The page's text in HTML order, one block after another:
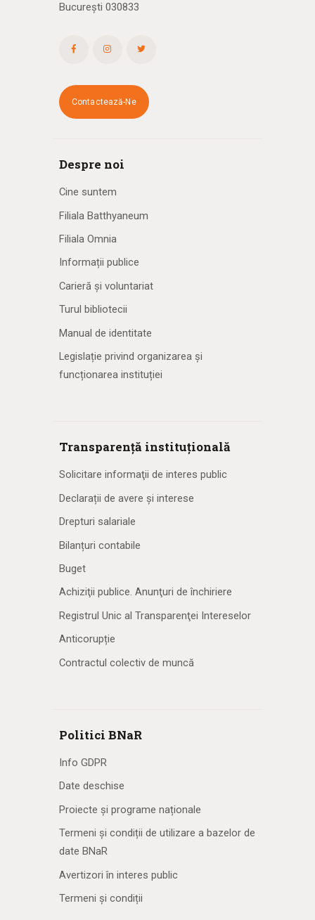
București 030833
Contactează-Ne
Despre noi
Cine suntem
Filiala Batthyaneum
Filiala Omnia
Informații publice
Carieră și voluntariat
Turul bibliotecii
Manual de identitate
Legislație privind organizarea și
funcționarea instituției
Transparență instituțională
Solicitare informaţii de interes public
Declarații de avere și interese
Drepturi salariale
Bilanțuri contabile
Buget
Achiziţii publice. Anunţuri de închiriere
Registrul Unic al Transparenţei Intereselor
Anticorupție
Contractul colectiv de muncă
Politici BNaR
Info GDPR
Date deschise
Proiecte și programe naționale
Termeni și condiții de utilizare a bazelor de
date BNaR
Avertizori în interes public
Termeni și condiții